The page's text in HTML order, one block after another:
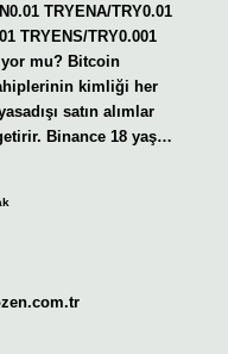
TRYENA/TRY0.01
TRYENS/TRY0.001
mu? Bitcoin
kimliği her
satın alımlar
Binance 18 yaş…